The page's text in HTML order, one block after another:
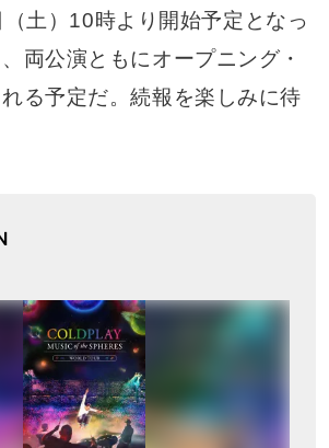
土）10時より開始予定となっ
両公演ともにオープニング・
る予定だ。続報を楽しみに待